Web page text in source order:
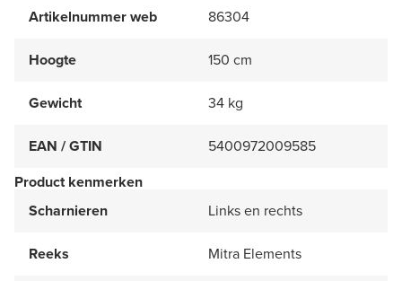
Artikelnummer web 86304
Hoogte 150 cm
Gewicht 34 kg
EAN / GTIN
5400972009585
Product kenmerken
Scharnieren
Links en rechts
Reeks Mitra Elements